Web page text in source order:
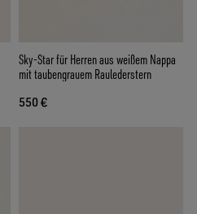
Sky-Star für Herren aus weißem Nappa
mit taubengrauem Raulederstern
550 €